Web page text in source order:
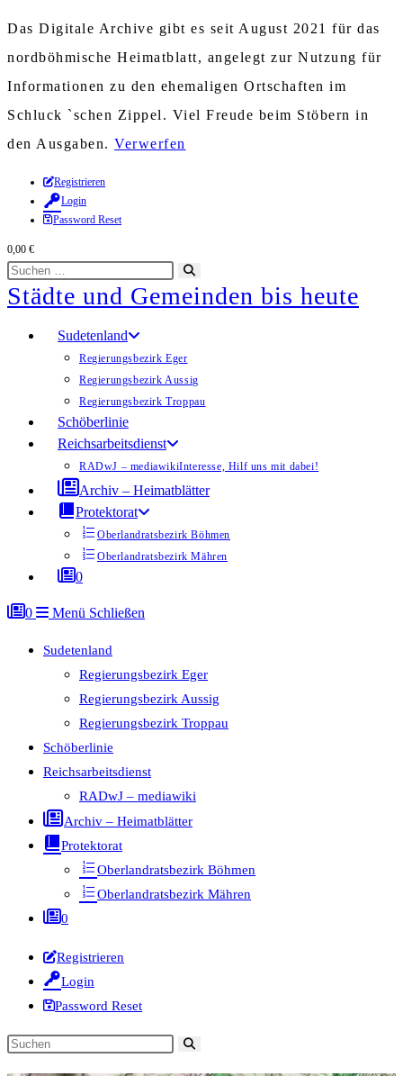
Das Digitale Archive gibt es seit August 2021 für das
nordböhmische Heimatblatt, angelegt zur Nutzung für
Informationen zu den ehemaligen Ortschaften im
Schluck `schen Zippel. Viel Freude beim Stöbern in
den Ausgaben. Verwerfen
Zum
Inhalt
springen
Registrieren
Login
Password Reset
0,00 €
Diese
Website
durchsuchen
starten
Städte und Gemeinden bis heute
Sudetenland
Regierungsbezirk Eger
Regierungsbezirk Aussig
Regierungsbezirk Troppau
Schöberlinie
Reichsarbeitsdienst
RADwJ – mediawikiInteresse, Hilf uns mit dabei!
Archiv – Heimatblätter
Protektorat
Oberlandratsbezirk Böhmen
Oberlandratsbezirk Mähren
0
0 Menü Schließen
Sudetenland
Regierungsbezirk Eger
Regierungsbezirk Aussig
Regierungsbezirk Troppau
Schöberlinie
Reichsarbeitsdienst
RADwJ – mediawiki
Archiv – Heimatblätter
Protektorat
Oberlandratsbezirk Böhmen
Oberlandratsbezirk Mähren
0
Registrieren
Login
Password Reset
Diese